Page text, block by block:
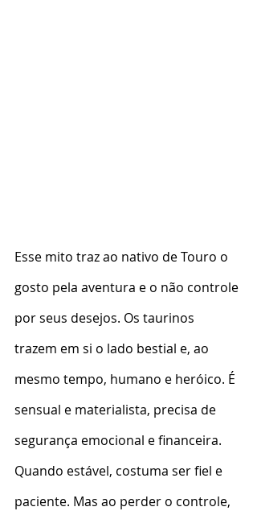
Esse mito traz ao nativo de Touro o
gosto pela aventura e o não controle
por seus desejos. Os taurinos
trazem em si o lado bestial e, ao
mesmo tempo, humano e heróico. É
sensual e materialista, precisa de
segurança emocional e financeira.
Quando estável, costuma ser fiel e
paciente. Mas ao perder o controle,